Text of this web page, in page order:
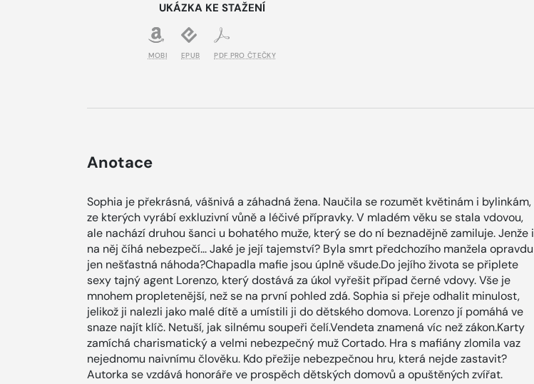
UKÁZKA KE STAŽENÍ
MOBI EPUB PDF PRO ČTEČKY
Anotace
Sophia je překrásná, vášnivá a záhadná žena. Naučila se rozumět květinám i bylinkám,
ze kterých vyrábí exkluzivní vůně a léčivé přípravky. V mladém věku se stala vdovou,
ale nachází druhou šanci u bohatého muže, který se do ní beznadějně zamiluje. Jenže i
na něj číhá nebezpečí... Jaké je její tajemství? Byla smrt předchozího manžela opravdu
jen nešťastná náhoda?Chapadla mafie jsou úplně všude.Do jejího života se připlete
sexy tajný agent Lorenzo, který dostává za úkol vyřešit případ černé vdovy. Vše je
mnohem propletenější, než se na první pohled zdá. Sophia si přeje odhalit minulost,
jelikož ji nalezli jako malé dítě a umístili ji do dětského domova. Lorenzo jí pomáhá ve
snaze najít klíč. Netuší, jak silnému soupeři čelí.Vendeta znamená víc než zákon.Karty
zamíchá charismatický a velmi nebezpečný muž Cortado. Hra s mafiány zlomila vaz
nejednomu naivnímu člověku. Kdo přežije nebezpečnou hru, která nejde zastavit?
Autorka se vzdává honoráře ve prospěch dětských domovů a opuštěných zvířat.